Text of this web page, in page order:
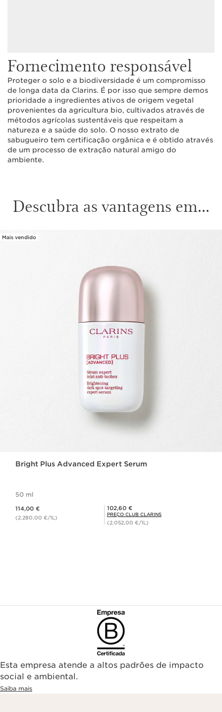
Fornecimento responsável
Proteger o solo e a biodiversidade é um compromisso
de longa data da Clarins. É por isso que sempre demos
prioridade a ingredientes ativos de origem vegetal
provenientes da agricultura bio, cultivados através de
métodos agrícolas sustentáveis que respeitam a
natureza e a saúde do solo. O nosso extrato de
sabugueiro tem certificação orgânica e é obtido através
de um processo de extração natural amigo do
ambiente.
Descubra as vantagens em...
Mais vendido
Bright Plus Advanced Expert Serum
50 ml
114,00 €
(2.280,00 €/1L)
Preço Club Clarins 102,60 €
102,60 €
PREÇO CLUB CLARINS
(2.052,00 €/1L)
Esta empresa atende a altos padrões de impacto
social e ambiental.
Saiba mais